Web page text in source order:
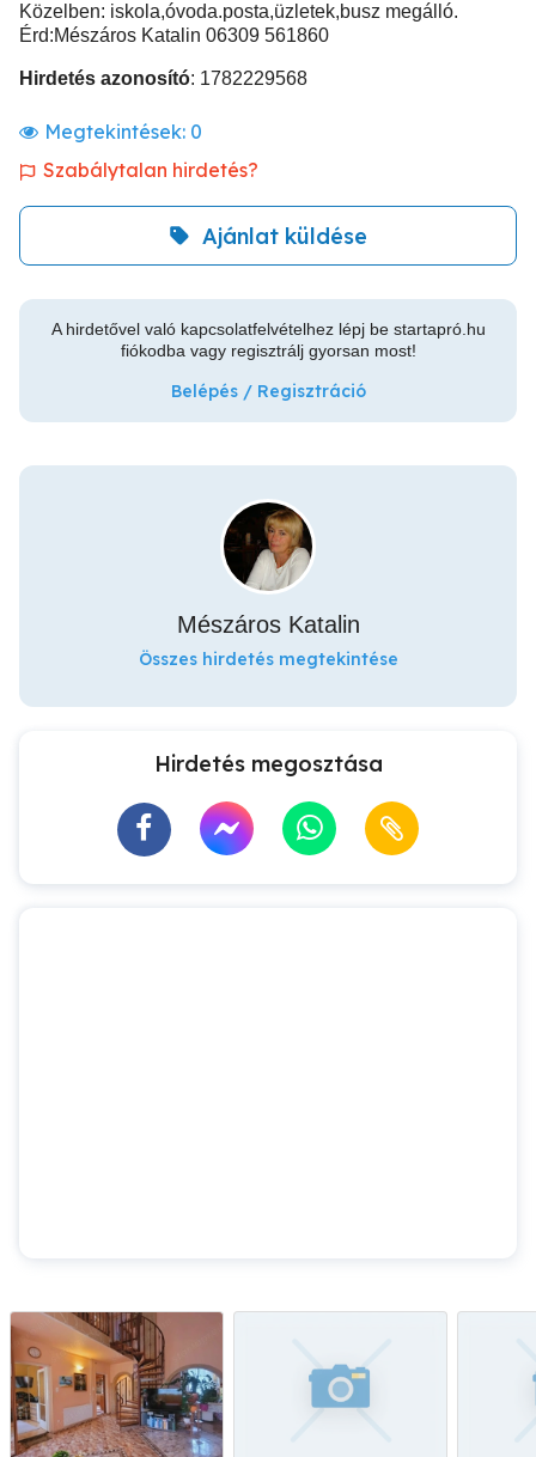
Közelben: iskola,óvoda.posta,üzletek,busz megálló.
Érd:Mészáros Katalin 06309 561860
Hirdetés azonosító: 1782229568
Megtekintések: 0
Szabálytalan hirdetés?
Ajánlat küldése
A hirdetővel való kapcsolatfelvételhez lépj be startapró.hu
fiókodba vagy regisztrálj gyorsan most!
Belépés / Regisztráció
Mészáros Katalin
Összes hirdetés megtekintése
Hirdetés megosztása